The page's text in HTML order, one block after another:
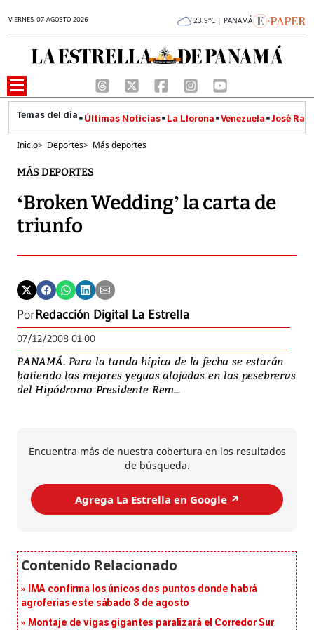
VIERNES 07 AGOSTO 2026 23.9°C | PANAMÁ
Últimas Noticias La Llorona Venezuela José
Inicio> Deportes> Más deportes
MÁS DEPORTES
‘Broken Wedding’ la carta de
triunfo
PorRedacción Digital La Estrella
07/12/2008 01:00
PANAMÁ. Para la tanda hípica de la fecha se estarán
batiendo las mejores yeguas alojadas en las pesebreras
del Hipódromo Presidente Rem...
Encuentra más de nuestra cobertura en los resultados
de búsqueda.
Agrega La Estrella en Google ↗️
IMA confirma los únicos dos puntos donde habrá
agroferias este sábado 8 de agosto
Montaje de vigas gigantes paralizará el Corredor Sur